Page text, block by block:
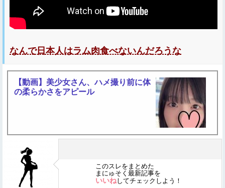
なんで日本人はラム肉食べないんだろうな
【動画】美少女さん、ハメ撮り前に体
の柔らかさをアピール
このスレをまとめた
まにゅそく最新記事を
いいねしてチェックしよう！